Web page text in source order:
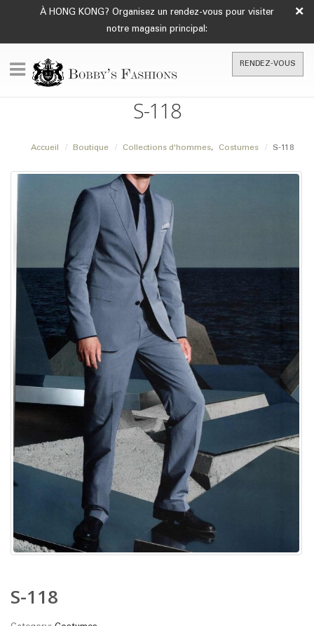
À HONG KONG? Organisez un rendez-vous pour visiter
notre magasin principal:
×
RENDEZ-VOUS
S-118
Accueil Boutique Collections d'hommes, Costumes S-118
S-118